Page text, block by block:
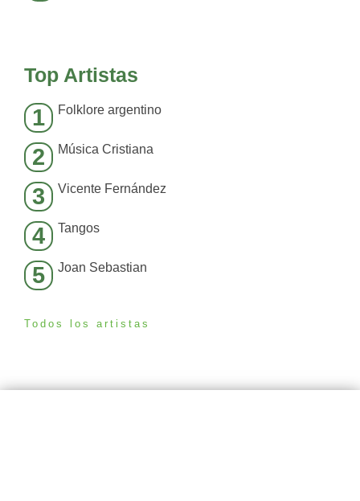
Top Artistas
1 Folklore argentino
2 Música Cristiana
3 Vicente Fernández
4 Tangos
5 Joan Sebastian
Todos los artistas